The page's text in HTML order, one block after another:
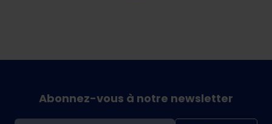
Abonnez-vous à notre newsletter